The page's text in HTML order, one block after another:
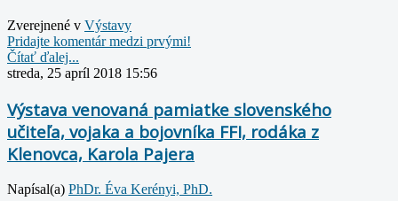
Zverejnené v Výstavy
Pridajte komentár medzi prvými!
Čítať ďalej...
streda, 25 apríl 2018 15:56
Výstava venovaná pamiatke slovenského
učiteľa, vojaka a bojovníka FFI, rodáka z
Klenovca, Karola Pajera
Napísal(a) PhDr. Éva Kerényi, PhD.